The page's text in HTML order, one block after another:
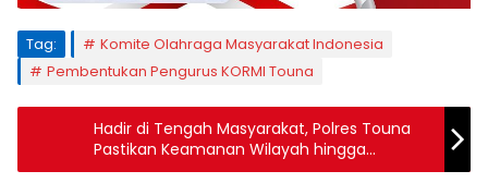
Tag:
Komite Olahraga Masyarakat Indonesia
Pembentukan Pengurus KORMI Touna
Hadir di Tengah Masyarakat, Polres Touna
Pastikan Keamanan Wilayah hingga
Kepulauan